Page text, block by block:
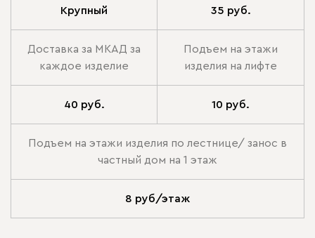
Крупный 35 руб.
Доставка за МКАД за
каждое изделие
Подъем на этажи
изделия на лифте
40 руб. 10 руб.
Подъем на этажи изделия по лестнице/ занос в
частный дом на 1 этаж
8 руб/этаж